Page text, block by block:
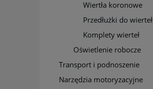
Wiertła koronowe
Przedłużki do wierteł
Komplety wierteł
Oświetlenie robocze
Transport i podnoszenie
Narzędzia motoryzacyjne